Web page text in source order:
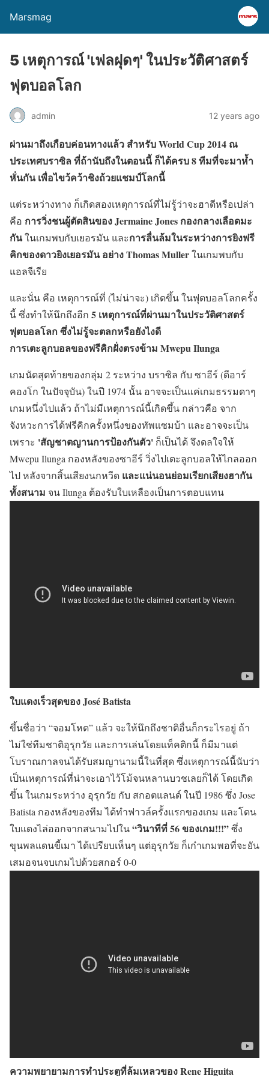
Marsmag
5 เหตุการณ์ 'เฟลฝุดๆ' ในประวัติศาสตร์
ฟุตบอลโลก
admin 12 years ago
ผ่านมาถึงเกือบค่อนทางแล้ว สำหรับ World Cup 2014 ณ
ประเทศบราซิล ที่ถ้านับถึงในตอนนี้ ก็ได้ครบ 8 ทีมที่จะมาห้ำ
หั่นกัน เพื่อไขว้คว้าชิงถ้วยแชมป์โลกนี้
แต่ระหว่างทาง ก็เกิดสองเหตุการณ์ที่ไม่รู้ว่าจะฮาดีหรือเปล่า
คือ การวิ่งชนผู้ตัดสินของ Jermaine Jones กองกลางเลือดมะ
กันในเกมพบกับเยอรมัน และการลื่นล้มในระหว่างการยิงฟรี
คิกของดาวยิงเยอรมัน อย่าง Thomas Mullerในเกมพบกับ
แอลจีเรีย
และนั่น คือ เหตุการณ์ที่ (ไม่น่าจะ) เกิดขึ้น ในฟุตบอลโลกครั้ง
นี้ ซึ่งทำให้นึกถึงอีก 5 เหตุการณ์ที่ผ่านมาในประวัติศาสตร์
ฟุตบอลโลก ซึ่งไม่รู้จะตลกหรือยังไงดี
การเตะลูกบอลของฟรีคิกฝั่งตรงข้าม Mwepu Ilunga
เกมนัดสุดท้ายของกลุ่ม 2 ระหว่าง บราซิล กับ ซาอีร์ (ดีอาร์
คองโก ในปัจจุบัน) ในปี 1974 นั้น อาจจะเป็นแค่เกมธรรมดาๆ
เกมหนึ่งไปแล้ว ถ้าไม่มีเหตุการณ์นี้เกิดขึ้น กล่าวคือ จาก
จังหวะการได้ฟรีคิกครั้งหนึ่งของทัพแซมบ้า และอาจจะเป็น
เพราะ 'สัญชาตญานการป้องกันตัว' ก็เป็นได้ จึงดลใจให้
Mwepu Ilunga กองหลังของซาอีร์ วิ่งไปเตะลูกบอลให้ไกลออก
ไป หลังจากสิ้นเสียงนกหวีด และแน่นอนย่อมเรียกเสียงฮากัน
ทั้งสนาม จน Ilunga ต้องรับใบเหลืองเป็นการตอบแทน
ใบแดงเร็วสุดของ José Batista
ขึ้นชื่อว่า “จอมโหด” แล้ว จะให้นึกถึงชาติอื่นก็กระไรอยู่ ถ้า
ไม่ใช่ทีมชาติอุรุกวัย และการเล่นโดยแท็คติกนี้ ก็มีมาแต่
โบราณกาลจนได้รับสมญานามนี้ในที่สุด ซึ่งเหตุการณ์นี้นับว่า
เป็นเหตุการณ์ที่น่าจะเอาไว้โม้จนหลานบวชเลยก็ได้ โดยเกิด
ขึ้น ในเกมระหว่าง อุรุกวัย กับ สกอตแลนด์ ในปี 1986 ซึ่ง Jose
Batista กองหลังของทีม ได้ทำฟาวล์ครั้งแรกของเกม และโดน
ใบแดงไล่ออกจากสนามไปใน“วินาทีที่ 56 ของเกม!!!”ซึ่ง
ขุนพลแดนขี้เมา ได้เปรียบเห็นๆ แต่อุรุกวัย ก็เก๋าเกมพอที่จะยัน
เสมอจนจบเกมไปด้วยสกอร์ 0-0
ความพยายามการทำประตูที่ล้มเหลวของ Rene Higuita